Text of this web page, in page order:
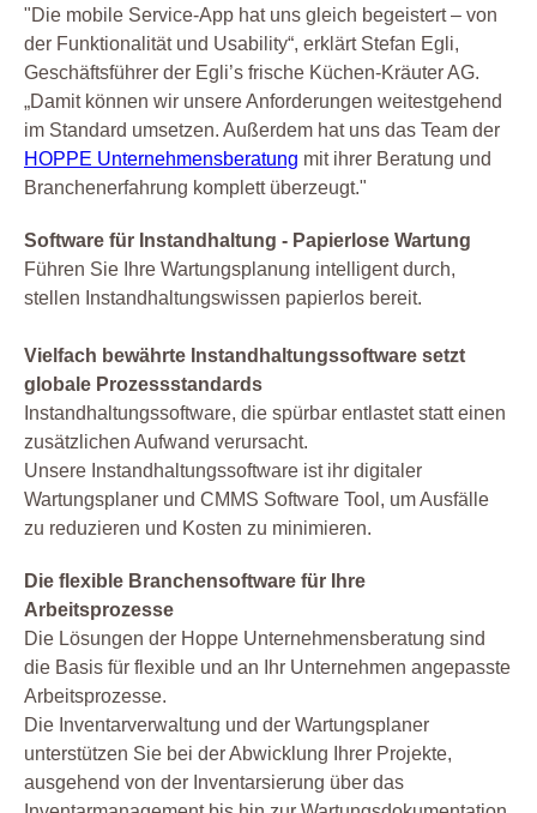
"Die mobile Service-App hat uns gleich begeistert – von
der Funktionalität und Usability“, erklärt Stefan Egli,
Geschäftsführer der Egli’s frische Küchen-Kräuter AG.
„Damit können wir unsere Anforderungen weitestgehend
im Standard umsetzen. Außerdem hat uns das Team der
HOPPE Unternehmensberatung mit ihrer Beratung und
Branchenerfahrung komplett überzeugt."
Software für Instandhaltung - Papierlose Wartung
Führen Sie Ihre Wartungsplanung intelligent durch,
stellen Instandhaltungswissen papierlos bereit.
Vielfach bewährte Instandhaltungssoftware setzt
globale Prozessstandards
Instandhaltungssoftware, die spürbar entlastet statt einen
zusätzlichen Aufwand verursacht.
Unsere Instandhaltungssoftware ist ihr digitaler
Wartungsplaner und CMMS Software Tool, um Ausfälle
zu reduzieren und Kosten zu minimieren.
Die flexible Branchensoftware für Ihre
Arbeitsprozesse
Die Lösungen der Hoppe Unternehmensberatung sind
die Basis für flexible und an Ihr Unternehmen angepasste
Arbeitsprozesse.
Die Inventarverwaltung und der Wartungsplaner
unterstützen Sie bei der Abwicklung Ihrer Projekte,
ausgehend von der Inventarsierung über das